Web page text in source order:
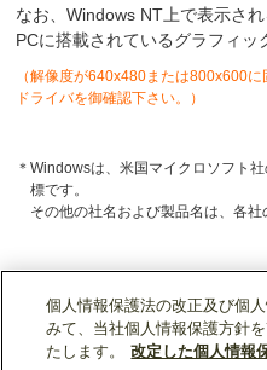
なお、Windows NT上で表示さ
PCに搭載されているグラフィッ
（解像度が640x480または800x600
ドライバを御確認下さい。）
＊ Windowsは、米国マイクロソフト
標です。
その他の社名および製品名は、各社
個人情報保護法の改正及び個
みて、当社個人情報保護方針
たします。
改定した個人情報